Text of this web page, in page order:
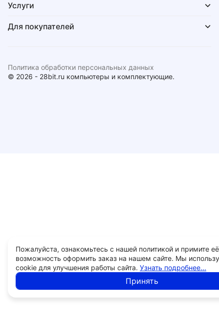
Услуги
Для покупателей
© 2026 - 28bit.ru компьютеры и комплектующие.
Политика обработки персональных данных
Пожалуйста, ознакомьтесь с нашей политикой и примите
возможность оформить заказ на нашем сайте. Мы
cookie для улучшения работы сайта. Узнать подробнее...
Принять